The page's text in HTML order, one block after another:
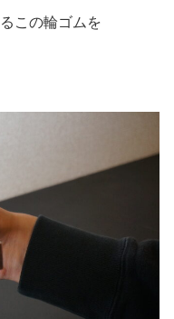
この輪ゴムを